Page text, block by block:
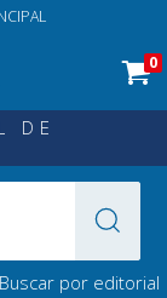
0
DE
Buscar por editorial